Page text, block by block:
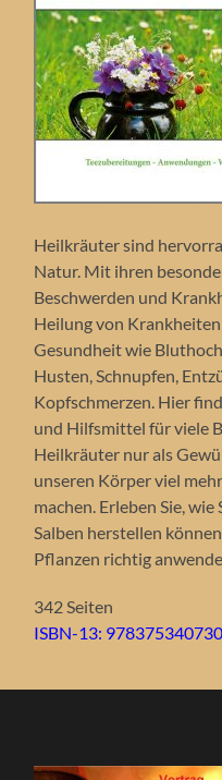
Heilkräuter sind
Natur. Mit ihren
Beschwerden und
Heilung von
Gesundheit wie
Husten, Schnupfen,
Kopfschmerzen. Hier
und Hilfsmittel für viele
Heilkräuter nur als
unseren Körper viel
machen. Erleben Sie,
Salben herstellen
Pflanzen richtig
342 Seiten
ISBN-13: